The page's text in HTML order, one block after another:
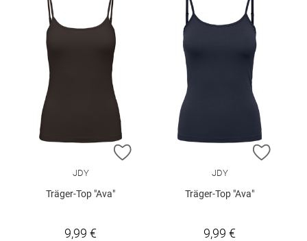
ZUR WUNSCHLISTE HINZUFÜGEN
JDY
Träger-Top "Ava"
9,99 €
ZUR
JDY
Träger-Top "Ava"
9,99 €